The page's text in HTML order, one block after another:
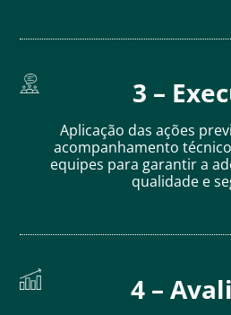
3 –
Aplicação das ações
acompanhamento
equipes para garantir a
qualidade e
4 –